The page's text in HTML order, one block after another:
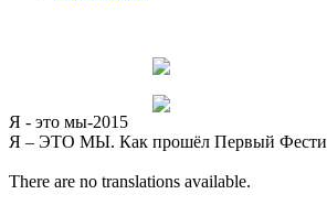
Я - это мы-2015
Я – ЭТО МЫ. Как прошёл Первый
There are no translations available.